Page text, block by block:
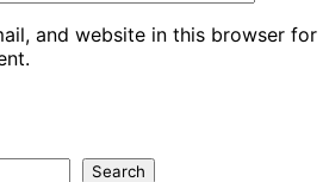
and website in this browser for
Search